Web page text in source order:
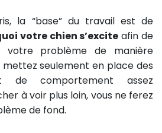
la “base” du travail est de
votre chien s’excite afin de
votre problème de manière
mettez seulement en place des
de comportement assez
à voir plus loin, vous ne ferez
de fond.